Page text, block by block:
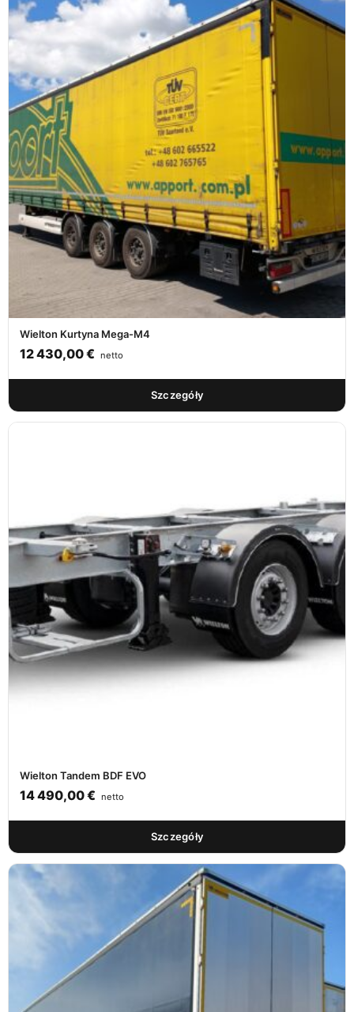
Wielton Kurtyna Mega-M4
12 430,00€ netto
Szczegóły
Wielton Tandem BDF EVO
14 490,00€ netto
Szczegóły